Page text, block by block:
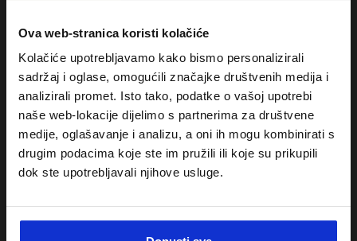
Ova web-stranica koristi kolačiće
Kolačiće upotrebljavamo kako bismo personalizirali
sadržaj i oglase, omogućili značajke društvenih medija i
analizirali promet. Isto tako, podatke o vašoj upotrebi
naše web-lokacije dijelimo s partnerima za društvene
medije, oglašavanje i analizu, a oni ih mogu kombinirati s
drugim podacima koje ste im pružili ili koje su prikupili
dok ste upotrebljavali njihove usluge.